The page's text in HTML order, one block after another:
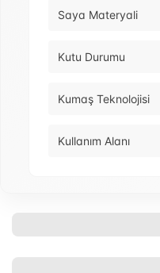
Saya Materyali
Kutu Durumu
Kumaş Teknolojisi
Kullanım Alanı